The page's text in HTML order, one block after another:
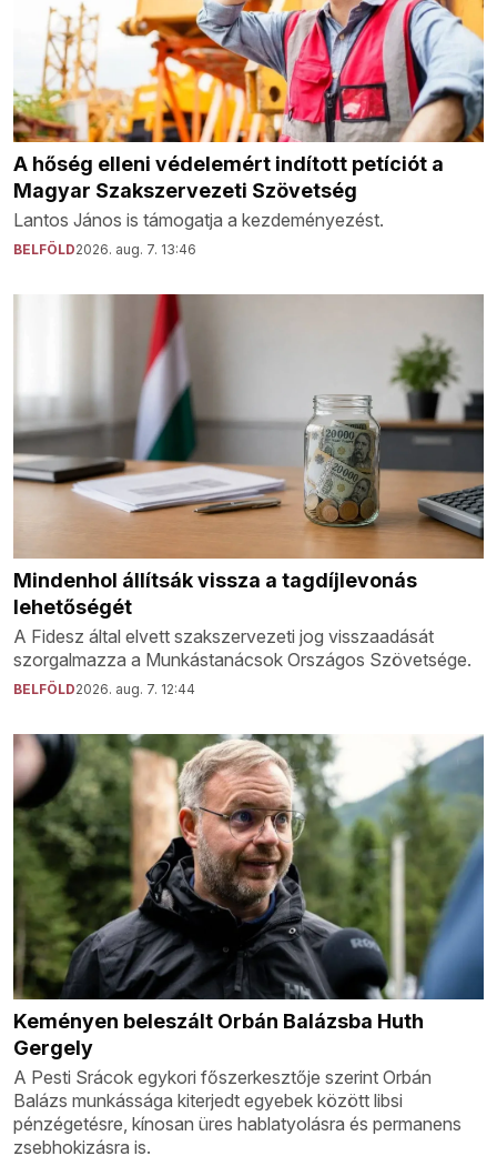
A hőség elleni védelemért indított petíciót a
Magyar Szakszervezeti Szövetség
Lantos János is támogatja a kezdeményezést.
BELFÖLD2026. aug. 7. 13:46
Mindenhol állítsák vissza a tagdíjlevonás
lehetőségét
A Fidesz által elvett szakszervezeti jog visszaadását
szorgalmazza a Munkástanácsok Országos Szövetsége.
BELFÖLD2026. aug. 7. 12:44
Keményen beleszált Orbán Balázsba Huth
Gergely
A Pesti Srácok egykori főszerkesztője szerint Orbán
Balázs munkássága kiterjedt egyebek között libsi
pénzégetésre, kínosan üres hablatyolásra és permanens
zsebhokizásra is.